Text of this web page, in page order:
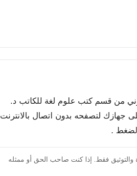
من قسم كتب علوم لغة للكاتب د.
جهازك لتصفحه بدون اتصال بالانترنت
والتوثيق فقط. إذا كنت صاحب الحق أو ممثله